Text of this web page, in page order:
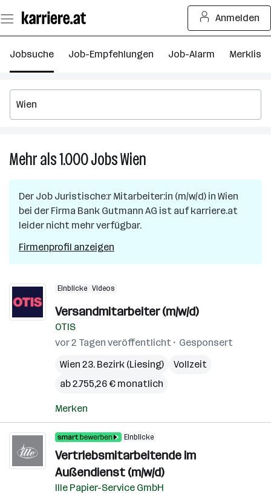
Seiteninhalt
springen
Anmelden
Jobsuche Job-Empfehlungen Job-Alarm Merkliste
Mehr als 1.000JobsWien
Jobs
in
Der Job Juristische:r Mitarbeiter:in (m/w/d) in Wien
bei der Firma Bank Gutmann AG ist auf karriere.at
leider nicht mehr verfügbar.
Firmenprofil anzeigen
Einblicke Videos
Versandmitarbeiter (m/w/d)
OTIS
vor 2 Tagen veröffentlicht
Gesponsert
Wien 23. Bezirk (Liesing)
Vollzeit
ab 2.755,26 € monatlich
Merken
Einblicke
Vertriebsmitarbeitende im
Außendienst (m/w/d)
Ille Papier-Service GmbH